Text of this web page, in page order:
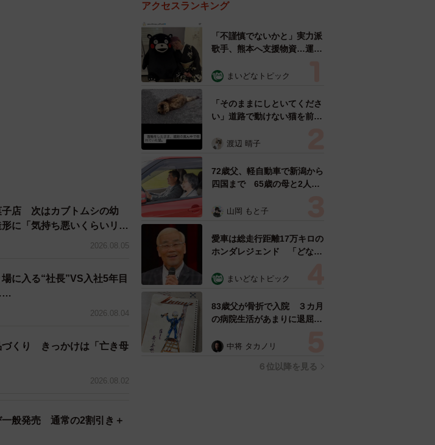
子店 次はカブトムシの幼
に「気持ち悪いくらいリア
2026.08.05
に入る“社長”VS入社5年目
2026.08.04
づくり きっかけは「亡き母
2026.08.02
一般発売 通常の2割引き＋
アクセスランキング
「不謹慎でないかと」実力派
歌手、熊本へ支援物資…運搬
めらい 「痛いほど伝わる」
まいどなトピック
「そのままにしといてくださ
い」道路で動けない猫を前に
ようとした4日間 「命の重
表の訴え
渡辺 晴子
72歳父、軽自動車で新潟から
四国まで 65歳の母と2人で
憩まで分刻み… 「大学生で
山岡 もと子
愛車は総走行距離17万キロの
ホンダレジェンド 「どなた
所漫才師が譲渡の意向
まいどなトピック
83歳父が骨折で入院 ３カ月
の病院生活があまりに退屈で
い！」→スケッチブックを見
中将 タカノリ
６位以降を見る